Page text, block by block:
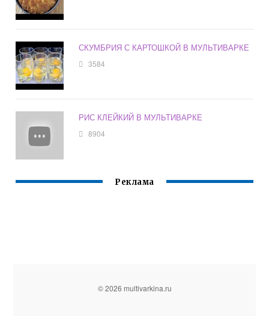
СКУМБРИЯ С КАРТОШКОЙ В МУЛЬТИВАРКЕ
3584
РИС КЛЕЙКИЙ В МУЛЬТИВАРКЕ
8904
Реклама
© 2026 multivarkina.ru